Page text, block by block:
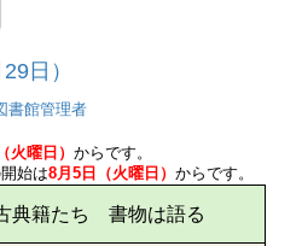
日）
書館管理者
火曜日） からです。
始は8月5日（火曜日） からです。
典籍たち 書物は語る